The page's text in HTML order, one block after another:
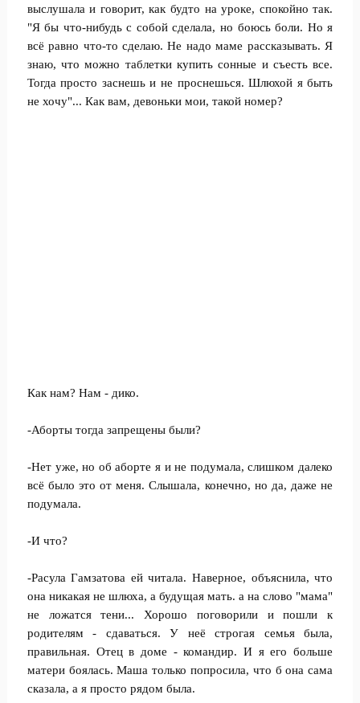
выслушала и говорит, как будто на уроке, спокойно так.
"Я бы что-нибудь с собой сделала, но боюсь боли. Но я
всё равно что-то сделаю. Не надо маме рассказывать. Я
знаю, что можно таблетки купить сонные и съесть все.
Тогда просто заснешь и не проснешься. Шлюхой я быть
не хочу"... Как вам, девоньки мои, такой номер?
Как нам? Нам - дико.
-Аборты тогда запрещены были?
-Нет уже, но об аборте я и не подумала, слишком далеко
всё было это от меня. Слышала, конечно, но да, даже не
подумала.
-И что?
-Расула Гамзатова ей читала. Наверное, объяснила, что
она никакая не шлюха, а будущая мать. а на слово "мама"
не ложатся тени... Хорошо поговорили и пошли к
родителям - сдаваться. У неё строгая семья была,
правильная. Отец в доме - командир. И я его больше
матери боялась. Маша только попросила, что б она сама
сказала, а я просто рядом была.